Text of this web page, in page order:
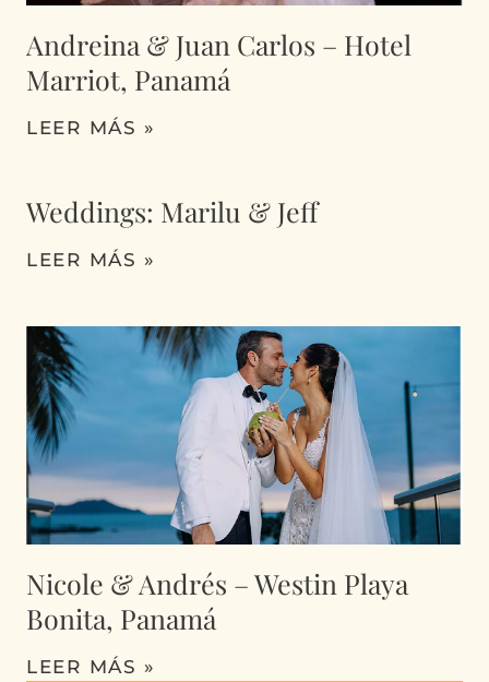
Andreina & Juan Carlos – Hotel
Marriot, Panamá
LEER MÁS »
Weddings: Marilu & Jeff
LEER MÁS »
Nicole & Andrés – Westin Playa
Bonita, Panamá
LEER MÁS »